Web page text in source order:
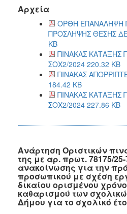
Αρχεία
ΟΡΘΗ ΕΠΑΝΑΛΗΨΗ
ΠΡΟΣΛΗΨΗΣ ΘΕΣΗΣ ΔΕ
KB
ΠΙΝΑΚΑΣ ΚΑΤΑΞΗΣ
ΣΟΧ2/2024 220.32 KB
ΠΙΝΑΚΑΣ
184.42 KB
ΠΙΝΑΚΑΣ ΚΑΤΑΞΗΣ
ΣΟΧ2/2024 227.86 KB
Ανάρτηση Οριστικών
της με αρ. πρωτ. 78175/25-
ανακοίνωσης για την
προσωπικού με σχέση
δικαίου ορισμένου
καθαρισμού των
Δήμου για το σχολικό